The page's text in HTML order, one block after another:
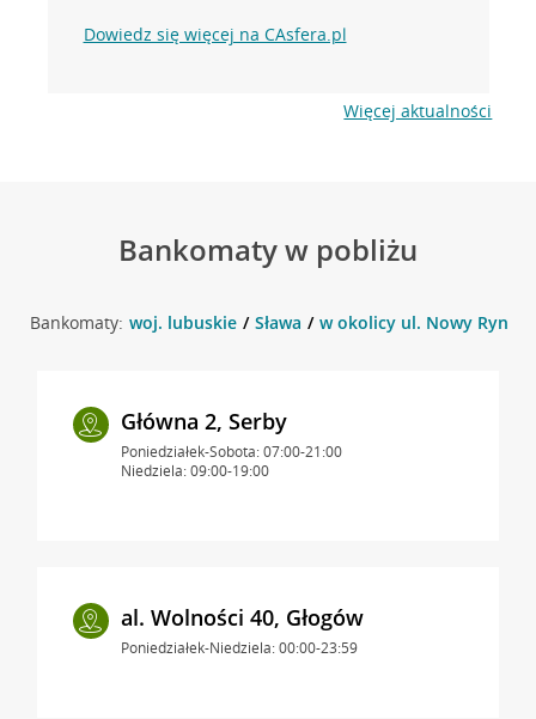
Dowiedz się więcej na CAsfera.pl
Więcej aktualności
Bankomaty w pobliżu
Bankomaty: woj. lubuskie Sława w okolicy ul. Nowy Rynek
Główna 2, Serby
Poniedziałek-Sobota: 07:00-21:00
Niedziela: 09:00-19:00
al. Wolności 40, Głogów
Poniedziałek-Niedziela: 00:00-23:59